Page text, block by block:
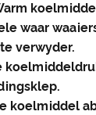
waar
verwyder.
koelmiddel